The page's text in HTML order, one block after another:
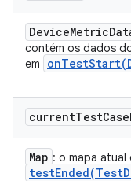
DeviceMetric
contém os dados
em
onTestStart(
currentTestCase
Map : o mapa atual
testEnded(Test